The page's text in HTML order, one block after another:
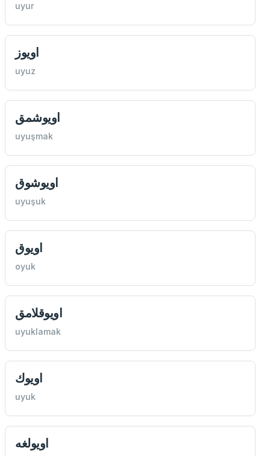
uyur
اويوز
uyuz
اويوشمق
uyuşmak
اويوشوق
uyuşuk
اويوق
oyuk
اويوقلامق
uyuklamak
اويوك
uyuk
اويولغه